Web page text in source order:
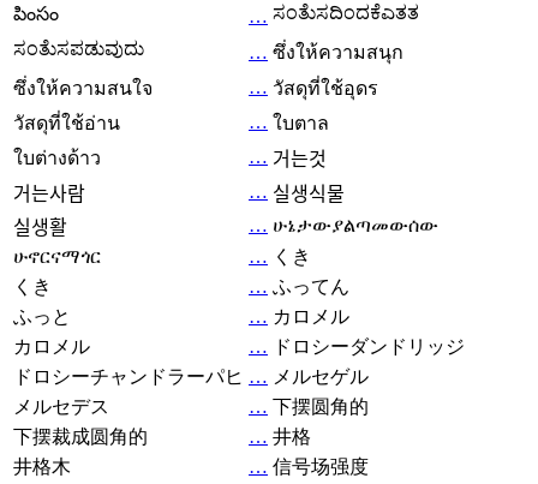
పింసం
… ಸಂತೆುಸದಿಂದಕೆಎತತ
ಸಂತೆುಸಪಡುವುದು
… ซึ่งให้ความสนุก
ซึ่งให้ความสนใจ
… วัสดุที่ใช้อุดร
วัสดุที่ใช้อ่าน
… ใบตาล
ใบต่างด้าว
… 거는것
거는사람
… 실생식물
실생활
… ሁኔታውያልጣመውሰው
ሁኖርናማጎር
… くき
くき
… ふってん
ふっと
… カロメル
カロメル
… ドロシーダンドリッジ
ドロシーチャンドラーパヒ … メルセゲル
メルセデス
… 下摆圆角的
下摆裁成圆角的
… 井格
井格木
… 信号场强度